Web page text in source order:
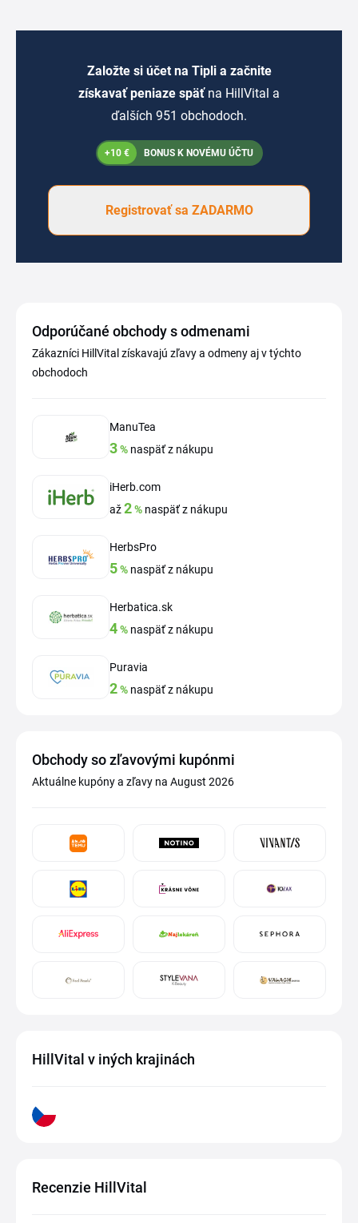
Založte si účet na Tipli a začnite
získavať peniaze späť na HillVital a
ďalších 951 obchodoch.
+10 € BONUS K NOVÉMU ÚČTU
Registrovať sa ZADARMO
Odporúčané obchody s odmenami
Zákazníci HillVital získavajú zľavy a odmeny aj v týchto
obchodoch
ManuTea
3% naspäť z nákupu
iHerb.com
až2% naspäť z nákupu
HerbsPro
5% naspäť z nákupu
Herbatica.sk
4% naspäť z nákupu
Puravia
2% naspäť z nákupu
Obchody so zľavovými kupónmi
Aktuálne kupóny a zľavy na August 2026
HillVital v iných krajinách
Recenzie HillVital